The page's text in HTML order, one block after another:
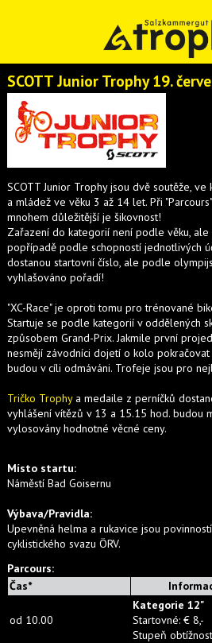
SCOTT Junior Trophy 19.
SCOTT Junior Trophy jsou dvě soutěže,
a mládež ve věku 3 až 14 let. Při
mnohem důležitější je šikovnost!
Zařazení do kategorií není podle věku,
popřípadě podle schopností jednotlivých
dostanou startovní číslo, ale podle
vyhlašováno pořadí!
"XC-Race" je oproti tomu pro trénované
Startuje se podle kategorií v oddělených
způsobem Grand-Prix. Jakmile první
nesmějí závodníci dojetí o kolo pokračovat
budou v cíli odmáváni. Trofeje jsou pro
Tričko Trophya medaile z perníčků
vyhlášení vítězů v 13 a 15.15 hod. budou
vylosovány hodnotné věcné ceny.
Místo startu:
Náměstí Bad Goisernu
Výbava/Pravidla:
Upevněná helma a rukavice jsou
cyklistického svazu ÖRV.
Parcours:
Čas*
od 10.00
Kategorie 12"
Startovné: € 8,-
Stupeň